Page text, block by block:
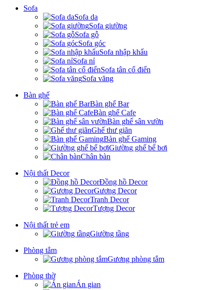
Sofa
Sofa da
Sofa giường
Sofa gỗ
Sofa góc
Sofa nhập khẩu
Sofa nỉ
Sofa tân cổ điển
Sofa văng
Bàn ghế
Bàn ghế Bar
Bàn ghế Cafe
Bàn ghế sân vườn
Ghế thư giãn
Bàn ghế Gaming
Giường ghế bể bơi
Chân bàn
Nội thất Decor
Đồng hồ Decor
Gương Decor
Tranh Decor
Tượng Decor
Nội thất trẻ em
Giường tầng
Phòng tắm
Gương phòng tắm
Phòng thờ
Án gian